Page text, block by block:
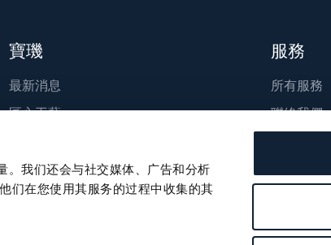
。我们还会与社交媒体、广告和分析
们在您使用其服务的过程中收集的其
寶璣
最新消息
匠心工藝
永續發展
職涯發展
服務
所有服務
聯絡我們